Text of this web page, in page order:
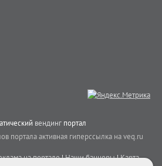
вендинг портал
портала активная гиперссылка на veq.ru
на портале|Наши баннеры|Карта